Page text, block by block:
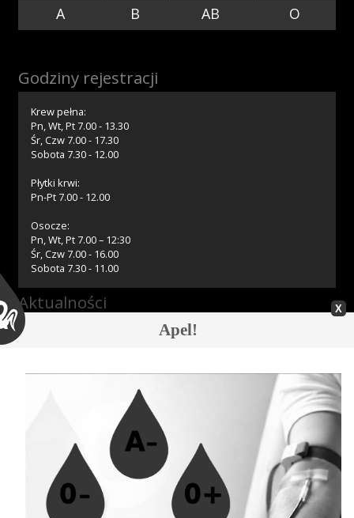
Badania
Przetargi
Praca
A B AB O
Apel!
Godziny rejestracji
Krew pełna:
Pn, Wt, Pt 7.00 - 13.30
Śr, Czw 7.00 - 17.30
Sobota 7.30 - 12.00
Płytki krwi:
Pn-Pt 7.00 - 12.00
Osocze:
Pn, Wt, Pt 7.00 – 12:30
Śr, Czw 7.00 - 16.00
Sobota 7.30 - 11.00
Aktualności
08.08.2026 » Z głębokim żalem zawiadamiamy
07.08.2026 » Akcja krwiodawstwa w Bierutowie
07.08.2026 » Harmonogram akcji wyjazdowych
07.08.2026 » Akcja krwiodawstwa w Jelczu Laskowicach
06.08.2026 » Akcja krwiodawstwa w Komornikach